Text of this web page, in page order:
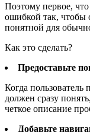
Поэтому первое,
ошибкой так, чтобы
понятной для
Как это сделать?
Предоставьте
Когда
должен сразу
четкое описание
Добавьте